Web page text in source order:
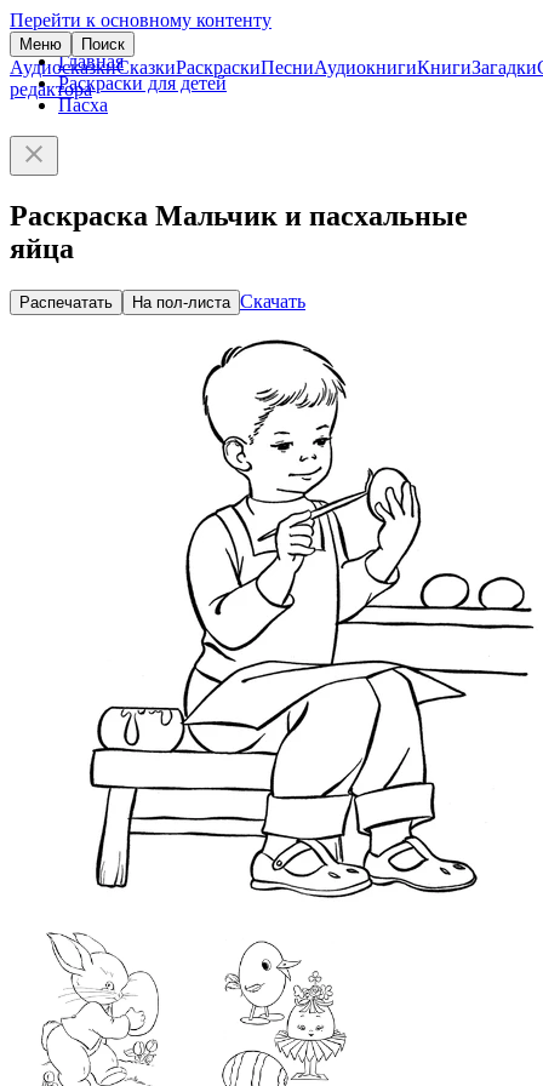
Перейти к основному контенту
Меню Поиск
АудиосказкиСказкиРаскраскиПесниАудиокнигиКнигиЗагадки
редактора
Главная
Раскраски для детей
Пасха
Раскраска Мальчик и пасхальные
яйца
Распечатать На пол-листа Скачать